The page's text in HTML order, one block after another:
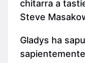
chitarra a
Steve
Gladys ha